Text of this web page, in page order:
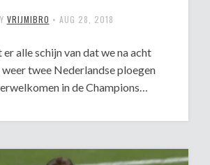
VRIJMIBRO • AUG 28, 2018
alle schijn van dat we na acht
weer twee Nederlandse ploegen
in de Champions…